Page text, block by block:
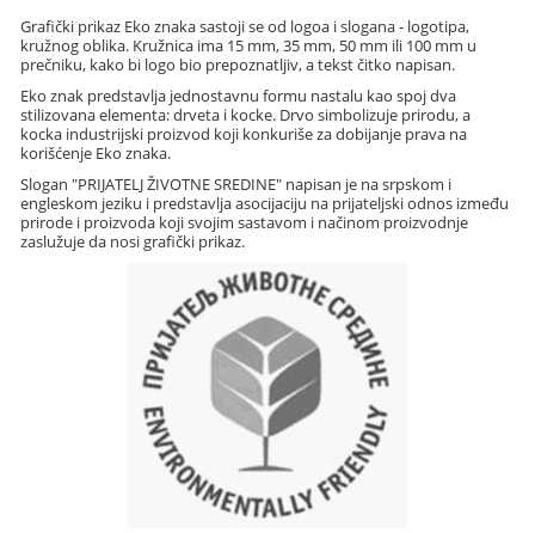
Grafički prikaz Eko znaka sastoji se od logoa i slogana - logotipa,
kružnog oblika. Kružnica ima 15 mm, 35 mm, 50 mm ili 100 mm u
prečniku, kako bi logo bio prepoznatljiv, a tekst čitko napisan.
Eko znak predstavlja jednostavnu formu nastalu kao spoj dva
stilizovana elementa: drveta i kocke. Drvo simbolizuje prirodu, a
kocka industrijski proizvod koji konkuriše za dobijanje prava na
korišćenje Eko znaka.
Slogan "PRIJATELJ ŽIVOTNE SREDINE" napisan je na srpskom i
engleskom jeziku i predstavlja asocijaciju na prijateljski odnos između
prirode i proizvoda koji svojim sastavom i načinom proizvodnje
zaslužuje da nosi grafički prikaz.